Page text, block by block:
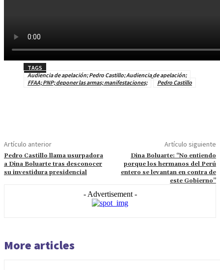
TAGS
Audiencia de apelación; Pedro Castillo; Audiencia de apelación;
FFAA; PNP; deponer las armas; manifestaciones;
Pedro Castillo
Artículo anterior
Pedro Castillo llama usurpadora
a Dina Boluarte tras desconocer
su investidura presidencial
Artículo siguiente
Dina Boluarte: “No entiendo
porque los hermanos del Perú
entero se levantan en contra de
este Gobierno”
- Advertisement -
More articles